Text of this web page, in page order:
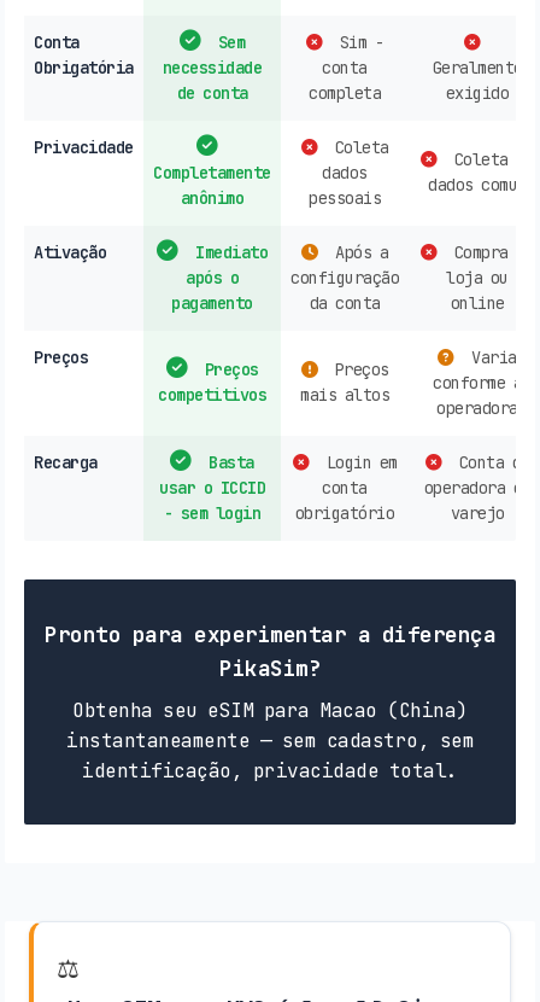
Conta
Obrigatória
Sem
necessidade
de conta
Sim -
conta
completa
Geralmente
exigido
Privacidade
Completamente
anônimo
Coleta
dados
pessoais
Coleta de
dados comum
Ativação
Imediato
após o
pagamento
Após a
configuração
da conta
Compra em
loja ou
online
Preços
Preços
competitivos
Preços
mais altos
Varia
conforme a
operadora
Recarga
Basta
usar o ICCID
- sem login
Login em
conta
obrigatório
Conta de
operadora ou
varejo
Pronto para experimentar a diferença
PikaSim?
Obtenha seu eSIM para Macao (China)
instantaneamente — sem cadastro, sem
identificação, privacidade total.
⚖️